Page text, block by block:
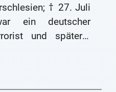
† 27. Juli
ein deutscher
und späterer
Als